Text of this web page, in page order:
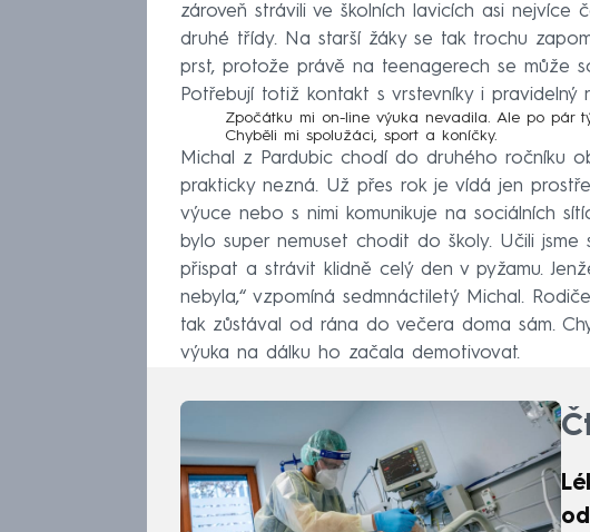
zároveň strávili ve školních lavicích asi nejvíce
druhé třídy. Na starší žáky se tak trochu
prst, protože právě na teenagerech se může
Potřebují totiž kontakt s vrstevníky i pravidelný
Zpočátku mi on-line výuka nevadila. Ale po pár
Chyběli mi spolužáci, sport a koníčky.
Michal z Pardubic chodí do druhého ročníku
prakticky nezná. Už přes rok je vídá jen
výuce nebo s nimi komunikuje na sociálních
bylo super nemuset chodit do školy. Učili
přispat a strávit klidně celý den v pyžamu.
nebyla,“ vzpomíná sedmnáctiletý Michal.
tak zůstával od rána do večera doma sám.
výuka na dálku ho začala demotivovat.